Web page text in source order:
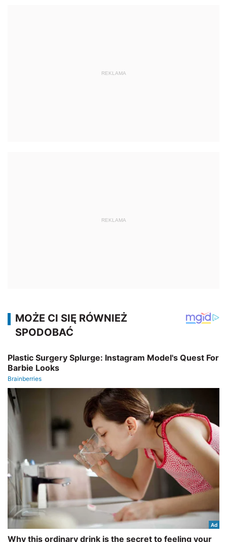
REKLAMA
REKLAMA